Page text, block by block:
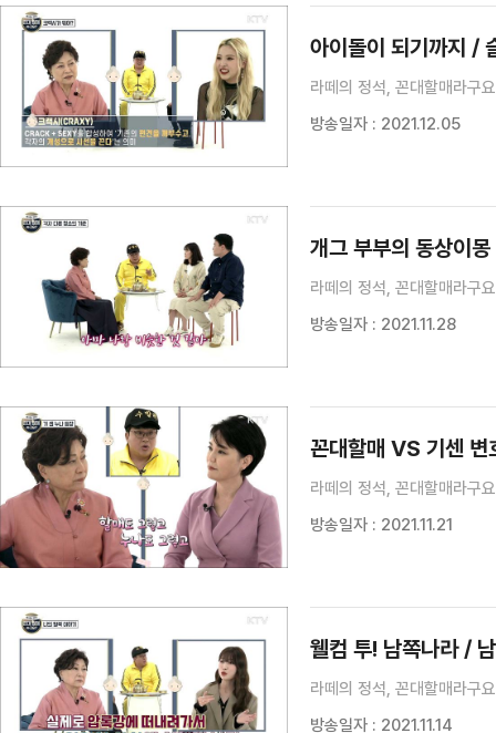
아이돌이 되기까지 /
라떼의 정석, 꼰대할매라구
방송일자 : 2021.12.05
개그 부부의 동상이
라떼의 정석, 꼰대할매라구
방송일자 : 2021.11.28
꼰대할매 VS 기센 변
라떼의 정석, 꼰대할매라구
방송일자 : 2021.11.21
웰컴 투! 남쪽나라 /
라떼의 정석, 꼰대할매라구
방송일자 : 2021.11.14